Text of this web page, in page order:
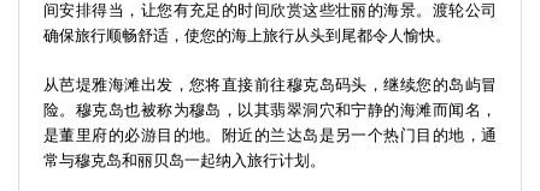
间安排得当，让您有充足的时间欣赏这些壮丽的海景。渡轮公司
确保旅行顺畅舒适，使您的海上旅行从头到尾都令人愉快。
从芭堤雅海滩出发，您将直接前往穆克岛码头，继续您的岛屿冒
险。穆克岛也被称为穆岛，以其翡翠洞穴和宁静的海滩而闻名，
是董里府的必游目的地。附近的兰达岛是另一个热门目的地，通
常与穆克岛和丽贝岛一起纳入旅行计划。